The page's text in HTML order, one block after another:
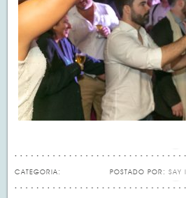
CATEGORIA: POSTADO POR: SAY